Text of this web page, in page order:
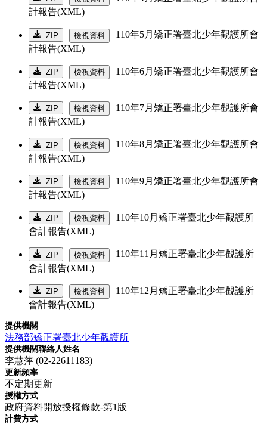
計報告(XML)
ZIP 檢視資料
110年5月矯正署臺北少年觀護所會
計報告(XML)
ZIP 檢視資料
110年6月矯正署臺北少年觀護所會
計報告(XML)
ZIP 檢視資料
110年7月矯正署臺北少年觀護所會
計報告(XML)
ZIP 檢視資料
110年8月矯正署臺北少年觀護所會
計報告(XML)
ZIP 檢視資料
110年9月矯正署臺北少年觀護所會
計報告(XML)
ZIP 檢視資料
110年10月矯正署臺北少年觀護所
會計報告(XML)
ZIP 檢視資料
110年11月矯正署臺北少年觀護所
會計報告(XML)
ZIP 檢視資料
110年12月矯正署臺北少年觀護所
會計報告(XML)
提供機關
法務部矯正署臺北少年觀護所
提供機關聯絡人姓名
李慧萍 (02-22611183)
更新頻率
不定期更新
授權方式
政府資料開放授權條款-第1版
計費方式